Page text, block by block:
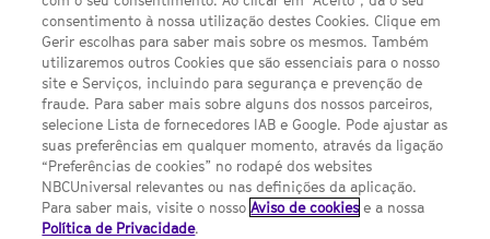
Termos E Condições
FILMES
UMA DIVISÃO DA NBCUNIVERSAL
Contact us by email: contact.SYFYPortugal@ncbuni.com
consentimento à nossa utilização destes Cookies. Clique em
Gerir escolhas para saber mais sobre os mesmos. Também
utilizaremos outros Cookies que são essenciais para o nosso
site e Serviços, incluindo para segurança e prevenção de
fraude. Para saber mais sobre alguns dos nossos parceiros,
selecione Lista de fornecedores IAB e Google. Pode ajustar as
suas preferências em qualquer momento, através da ligação
“Preferências de cookies” no rodapé dos websites
NBCUniversal relevantes ou nas definições da aplicação.
Para saber mais, visite o nossoAviso de cookies e a nossa
Política de Privacidade.